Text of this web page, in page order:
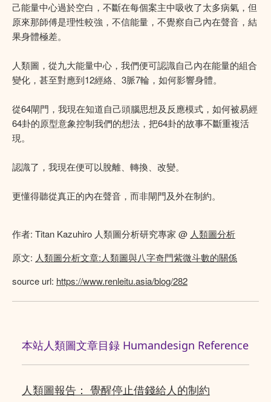
己能量中心過於空白，不斷在每個案主中吸收了太多病氣，但
原來那師傅是理性較強，不信能量，不覺察自己內在聲音，結
果身體極差。
人類圖，從九大能量中心，我們便可認識自己內在能量的組合
變化，甚至對應到12經絡、3脈7輪，如何影響身體。
從64閘門，我現在知道自己頭腦思想及反應模式，如何被易經
64卦的原型意象控制我們的想法，把64卦的故事不斷重複活
現。
認識了，我現在便可以脫離、轉換、改變。
更懂得聽從真正的內在聲音，而非閘門及外在制約。
作者: Titan Kazuhiro 人類圖分析研究專家 @ 人類圖分析
原文: 人類圖分析文章:人類圖與八字奇門紫微斗數的關係
source url: https://www.renleitu.asia/blog/282
本站人類圖文章目録 Humandesign Reference
人類圖報告： 覺醒停止借錢給人的制約